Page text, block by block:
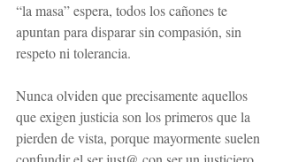
“la masa” espera, todos los cañones te
apuntan para disparar sin compasión, sin
respeto ni tolerancia.
Nunca olviden que precisamente aquellos
que exigen justicia son los primeros que la
pierden de vista, porque mayormente suelen